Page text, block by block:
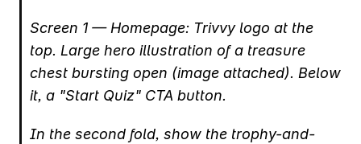
Screen 1 — Homepage: Trivvy logo at the
top. Large hero illustration of a treasure
chest bursting open (image attached). Below
it, a "Start Quiz" CTA button.
In the second fold, show the trophy-and-